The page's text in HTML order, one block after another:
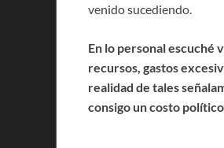
venido sucediendo.
En lo personal escuché
recursos, gastos
realidad de tales
consigo un costo político